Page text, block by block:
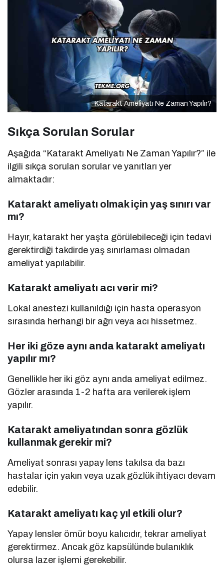
Katarakt Ameliyatı Ne Zaman Yapılır?
Sıkça Sorulan Sorular
Aşağıda “Katarakt Ameliyatı Ne Zaman Yapılır?” ile
ilgili sıkça sorulan sorular ve yanıtları yer
almaktadır:
Katarakt ameliyatı olmak için yaş sınırı var
mı?
Hayır, katarakt her yaşta görülebileceği için tedavi
gerektirdiği takdirde yaş sınırlaması olmadan
ameliyat yapılabilir.
Katarakt ameliyatı acı verir mi?
Lokal anestezi kullanıldığı için hasta operasyon
sırasında herhangi bir ağrı veya acı hissetmez.
Her iki göze aynı anda katarakt ameliyatı
yapılır mı?
Genellikle her iki göz aynı anda ameliyat edilmez.
Gözler arasında 1-2 hafta ara verilerek işlem
yapılır.
Katarakt ameliyatından sonra gözlük
kullanmak gerekir mi?
Ameliyat sonrası yapay lens takılsa da bazı
hastalar için yakın veya uzak gözlük ihtiyacı devam
edebilir.
Katarakt ameliyatı kaç yıl etkili olur?
Yapay lensler ömür boyu kalıcıdır, tekrar ameliyat
gerektirmez. Ancak göz kapsülünde bulanıklık
olursa lazer işlemi gerekebilir.